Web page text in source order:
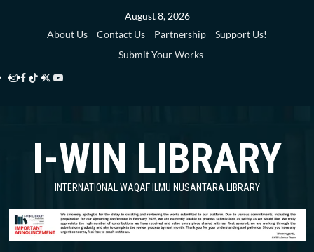
August 8, 2026
About Us
Contact Us Partnership
Support Us!
Submit Your Works
Instagram
Facebook
TikTok
Twitter
Library
YouTube
Library
I-WIN LIBRARY
INTERNATIONAL WAQAF ILMU NUSANTARA LIBRARY